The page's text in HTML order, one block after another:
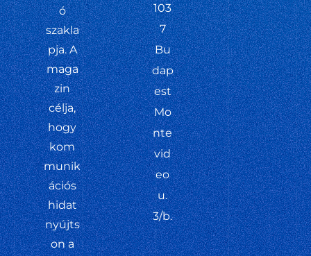
ó
szakla
pja. A
maga
zin
célja,
hogy
kom
munik
ációs
hidat
nyújts
on a
103
7
Bu
dap
est
Mo
nte
vid
eo
u.
3/b.